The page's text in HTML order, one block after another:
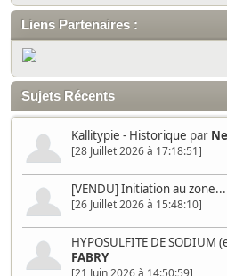
Liens Partenaires :
Sujets Récents
Kallitypie - Historique par
[28 Juillet 2026 à 17:18:51]
[VENDU] Initiation au zone...
[26 Juillet 2026 à 15:48:10]
HYPOSULFITE DE SODIUM
FABRY
[21 Juin 2026 à 14:50:59]